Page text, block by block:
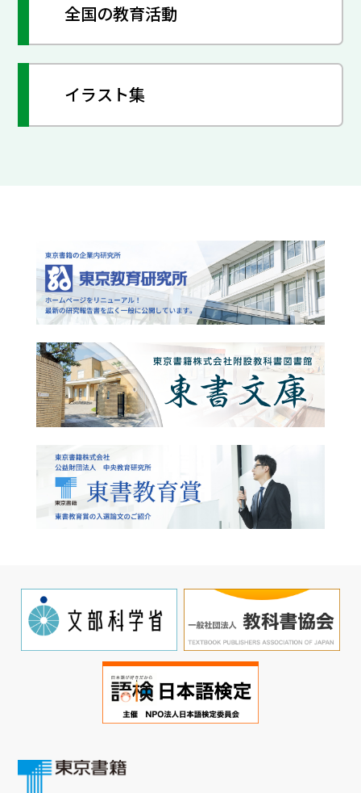
全国の教育活動
イラスト集